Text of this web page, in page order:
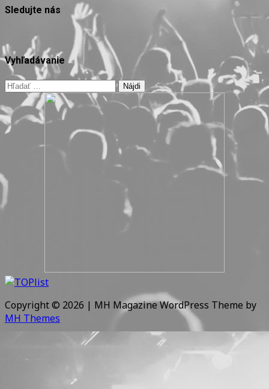
Sledujte nás
Vyhľadávanie
Hľadať:
Copyright © 2026 | MH Magazine WordPress Theme by
MH Themes